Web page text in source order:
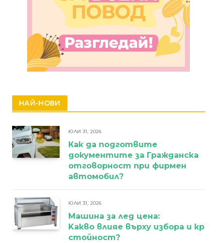
НАЙ-НОВИ
ЮЛИ 31, 2026
Как да подготвите
документите за Гражданска
отговорност при фирмен
автомобил?
ЮЛИ 31, 2026
Машина за лед цена:
Kакво влияе върху избора и
стойност?